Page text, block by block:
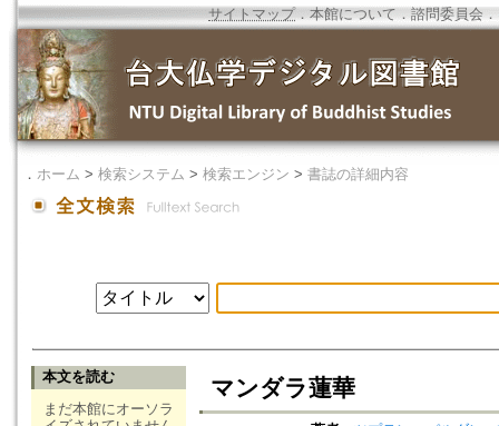
サイトマップ．本館について ． 諮問委員会 ．
． ホーム > 検索システム > 検索エンジン > 書誌の詳細内容
本文を読む
まだ本館にオーソラ
マンダラ蓮華